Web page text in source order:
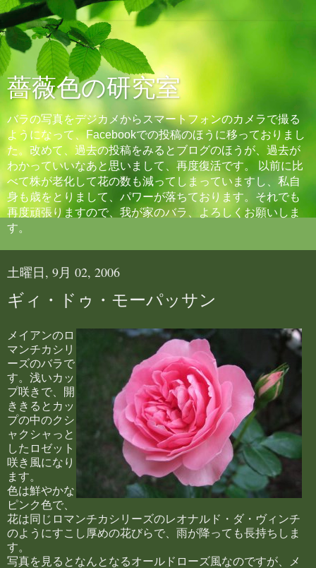
薔薇色の研究室
バラの写真をデジカメからスマートフォンのカメラで撮る
ようになって、Facebookでの投稿のほうに移っておりまし
た。改めて、過去の投稿をみるとブログのほうが、過去が
わかっていいなあと思いまして、再度復活です。 以前に比
べて株が老化して花の数も減ってしまっていますし、私自
身も歳をとりまして、パワーが落ちております。それでも
再度頑張りますので、我が家のバラ、よろしくお願いしま
す。
土曜日, 9月 02, 2006
ギィ・ドゥ・モーパッサン
メイアンのロ
マンチカシリ
ーズのバラで
す。浅いカッ
プ咲きで、開
ききるとカッ
プの中のクシ
ャクシャっと
したロゼット
咲き風になり
ます。
色は鮮やかな
ピンク色で、
花は同じロマンチカシリーズのレオナルド・ダ・ヴィンチ
のようにすこし厚めの花びらで、雨が降っても長持ちしま
す。
写真を見るとなんとなるオールドローズ風なのですが、メ